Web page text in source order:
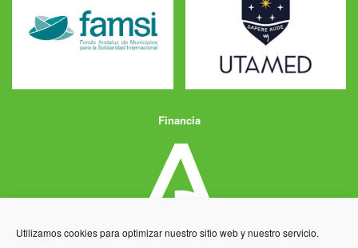
Utilizamos cookies para optimizar nuestro sitio web y nuestro servicio.
Financia